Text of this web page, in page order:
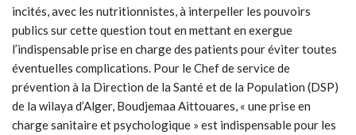
incités, avec les nutritionnistes, à interpeller les pouvoirs
publics sur cette question tout en mettant en exergue
l’indispensable prise en charge des patients pour éviter toutes
éventuelles complications. Pour le Chef de service de
prévention à la Direction de la Santé et de la Population (DSP)
de la wilaya d’Alger, Boudjemaa Aittouares, « une prise en
charge sanitaire et psychologique » est indispensable pour les